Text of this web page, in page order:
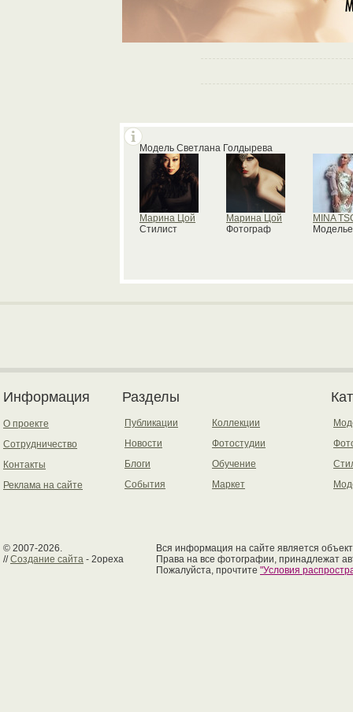
Модель Светлана Голдырева
Марина Цой
Стилист
Марина Цой
Фотограф
MINA
Информация
О проекте
Сотрудничество
Контакты
Реклама на сайте
Разделы
Публикации
Новости
Блоги
События
Коллекции
Фотостудии
Обучение
Маркет
© 2007-2026.
//Создание сайта - 2opexa
Вся информация на сайте является
Права на все фотографии, принадлежат
Пожалуйста, прочтите "Условия